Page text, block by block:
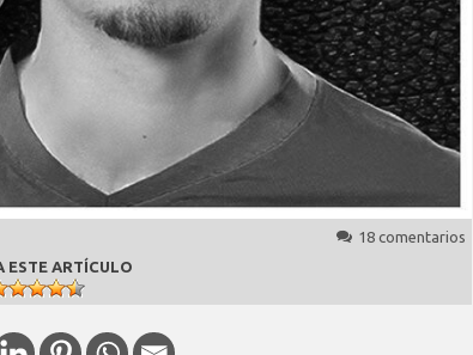
18 comentarios
ESTE ARTÍCULO